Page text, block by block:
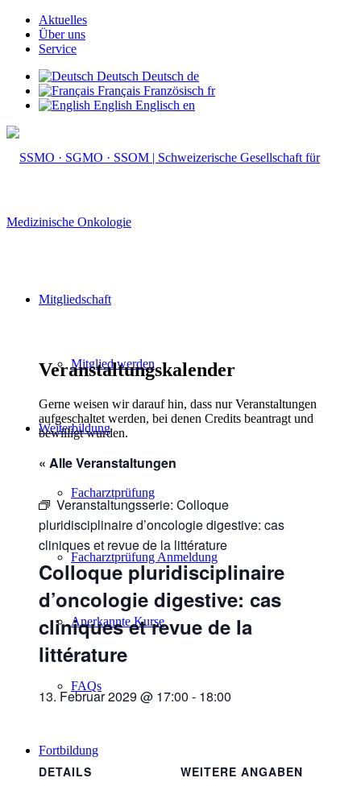
Aktuelles
Über uns
Service
Deutsch Deutsch de
Français Französisch fr
English Englisch en
Mitgliedschaft
Mitglied werden
Weiterbildung
Facharztprüfung
Facharztprüfung Anmeldung
Anerkannte Kurse
FAQs
Fortbildung
Veranstaltungskalender
Gerne weisen wir darauf hin, dass nur Veranstaltungen
aufgeschaltet werden, bei denen Credits beantragt und
bewilligt wurden.
« Alle Veranstaltungen
Veranstaltungsserie: Colloque
pluridisciplinaire d’oncologie digestive: cas
cliniques et revue de la littérature
Colloque pluridisciplinaire
d’oncologie digestive: cas
cliniques et revue de la
littérature
13. Februar 2029 @ 17:00 - 18:00
DETAILS
WEITERE ANGABEN